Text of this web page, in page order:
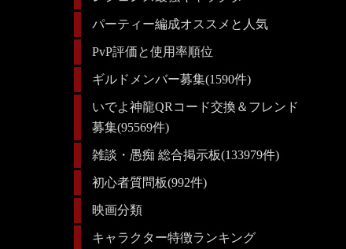
パーティー編成オススメと人気
PvP評価と使用率順位
ギルドメンバー募集(1590件)
いでよ神龍QRコード交換＆フレンド
募集(95569件)
雑談・愚痴 総合掲示板(133979件)
初心者質問板(992件)
映画分類
キャラクター特徴ランキング